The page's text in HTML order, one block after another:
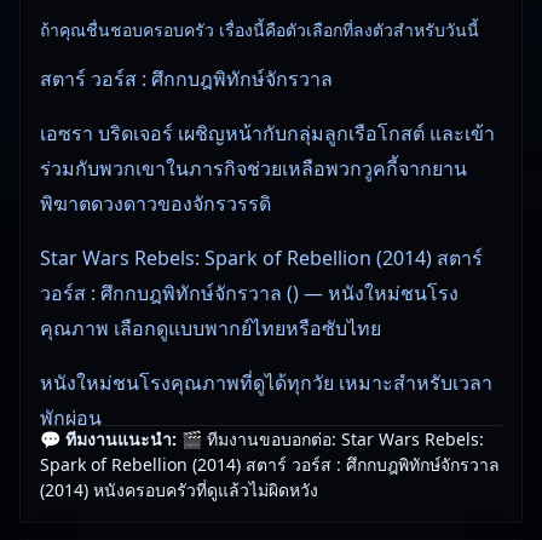
ถ้าคุณชื่นชอบครอบครัว เรื่องนี้คือตัวเลือกที่ลงตัวสำหรับวันนี้
สตาร์ วอร์ส : ศึกกบฎพิทักษ์จักรวาล
เอซรา บริดเจอร์ เผชิญหน้ากับกลุ่มลูกเรือโกสต์ และเข้า
ร่วมกับพวกเขาในภารกิจช่วยเหลือพวกวูคกี้จากยาน
พิฆาตดวงดาวของจักรวรรดิ
Star Wars Rebels: Spark of Rebellion (2014) สตาร์
วอร์ส : ศึกกบฎพิทักษ์จักรวาล () — หนังใหม่ชนโรง
คุณภาพ เลือกดูแบบพากย์ไทยหรือซับไทย
หนังใหม่ชนโรงคุณภาพที่ดูได้ทุกวัย เหมาะสำหรับเวลา
พักผ่อน
👀 ทีมงานแนะนำ: Star Wars Rebels: Spark of
Rebellion (2014) สตาร์ วอร์ส : ศึกกบฎพิทักษ์จักรวาล ดู
💬 ทีมงานแนะนำ: 🎬 ทีมงานขอบอกต่อ: Star Wars Rebels:
Spark of Rebellion (2014) สตาร์ วอร์ส : ศึกกบฎพิทักษ์จักรวาล
(2014) หนังครอบครัวที่ดูแล้วไม่ผิดหวัง